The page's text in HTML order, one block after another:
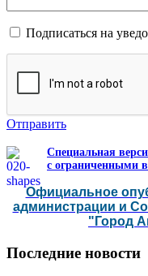
Подписаться на
Отправить
Специальная
с ограниченными
Официальное
администрации и
"Город
Последние новости